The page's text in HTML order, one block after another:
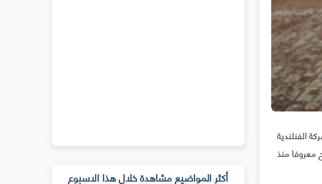
الفنلندية
معروفا منذ
أكثر المواضيع مشاهدة خلال هذا الاسبوع